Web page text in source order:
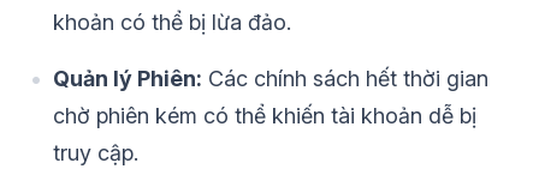
khoản có thể bị lừa đảo.
Quản lý Phiên: Các chính sách hết thời gian
chờ phiên kém có thể khiến tài khoản dễ bị
truy cập.